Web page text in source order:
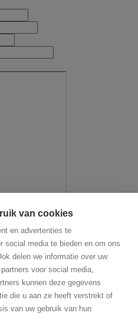
van cookies
en advertenties te
social media te bieden en om ons
delen we informatie over uw
voor social media,
kunnen deze gegevens
die u aan ze heeft verstrekt of
van uw gebruik van hun